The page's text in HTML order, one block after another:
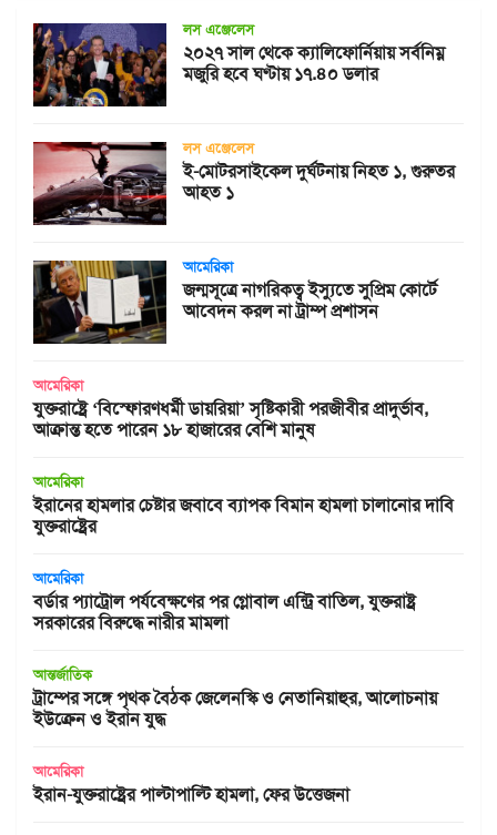
লস এঞ্জেলেস
২০২৭ সাল থেকে ক্যালিফোর্নিয়ায় সর্বনিম্ন
মজুরি হবে ঘণ্টায় ১৭.৪০ ডলার
লস এঞ্জেলেস
ই-মোটরসাইকেল দুর্ঘটনায় নিহত ১, গুরুতর
আহত ১
আমেরিকা
জন্মসূত্রে নাগরিকত্ব ইস্যুতে সুপ্রিম কোর্টে
আবেদন করল না ট্রাম্প প্রশাসন
আমেরিকা
যুক্তরাষ্ট্রে ‘বিস্ফোরণধর্মী ডায়রিয়া’ সৃষ্টিকারী পরজীবীর প্রাদুর্ভাব,
আক্রান্ত হতে পারেন ১৮ হাজারের বেশি মানুষ
আমেরিকা
ইরানের হামলার চেষ্টার জবাবে ব্যাপক বিমান হামলা চালানোর দাবি
যুক্তরাষ্ট্রের
আমেরিকা
বর্ডার প্যাট্রোল পর্যবেক্ষণের পর গ্লোবাল এন্ট্রি বাতিল, যুক্তরাষ্ট্র
সরকারের বিরুদ্ধে নারীর মামলা
আন্তর্জাতিক
ট্রাম্পের সঙ্গে পৃথক বৈঠক জেলেনস্কি ও নেতানিয়াহুর, আলোচনায়
ইউক্রেন ও ইরান যুদ্ধ
আমেরিকা
ইরান-যুক্তরাষ্ট্রের পাল্টাপাল্টি হামলা, ফের উত্তেজনা